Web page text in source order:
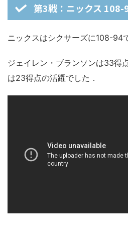
第3戦：ニックス 108-
ニックスはシクサーズに108-94
ジェイレン・ブランソンは33得
は23得点の活躍でした．